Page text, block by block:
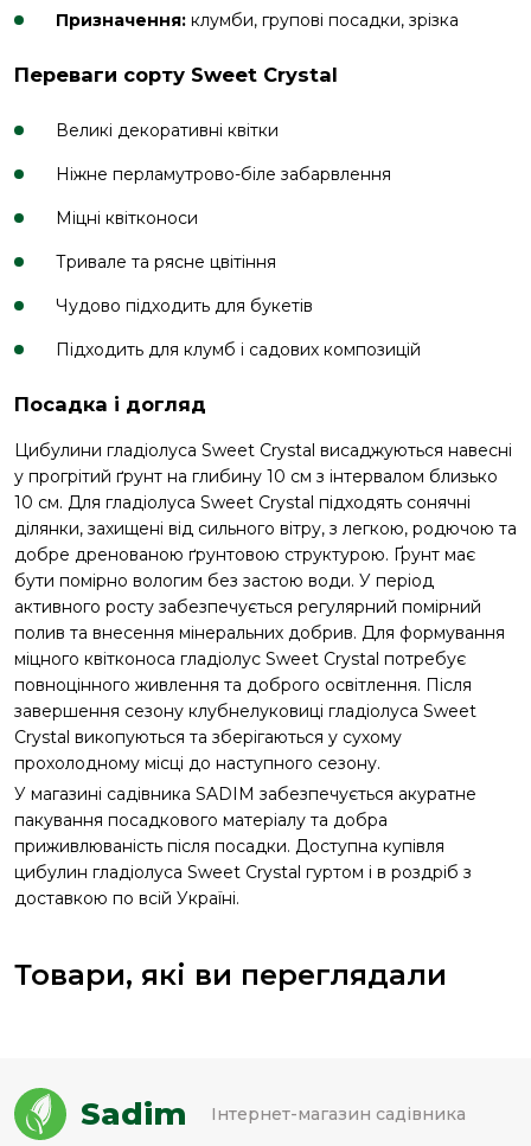
Призначення: клумби, групові посадки, зрізка
Переваги сорту Sweet Crystal
Великі декоративні квітки
Ніжне перламутрово-біле забарвлення
Міцні квітконоси
Тривале та рясне цвітіння
Чудово підходить для букетів
Підходить для клумб і садових композицій
Посадка і догляд
Цибулини гладіолуса Sweet Crystal висаджуються навесні
у прогрітий ґрунт на глибину 10 см з інтервалом близько
10 см. Для гладіолуса Sweet Crystal підходять сонячні
ділянки, захищені від сильного вітру, з легкою, родючою та
добре дренованою ґрунтовою структурою. Ґрунт має
бути помірно вологим без застою води. У період
активного росту забезпечується регулярний помірний
полив та внесення мінеральних добрив. Для формування
міцного квітконоса гладіолус Sweet Crystal потребує
повноцінного живлення та доброго освітлення. Після
завершення сезону клубнелуковиці гладіолуса Sweet
Crystal викопуються та зберігаються у сухому
прохолодному місці до наступного сезону.
У магазині садівника SADIM забезпечується акуратне
пакування посадкового матеріалу та добра
приживлюваність після посадки. Доступна купівля
цибулин гладіолуса Sweet Crystal гуртом і в роздріб з
доставкою по всій Україні.
Товари, які ви переглядали
Sadim Інтернет-магазин садівника